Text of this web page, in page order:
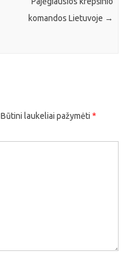
komandos Lietuvoje →
Būtini laukeliai pažymėti *